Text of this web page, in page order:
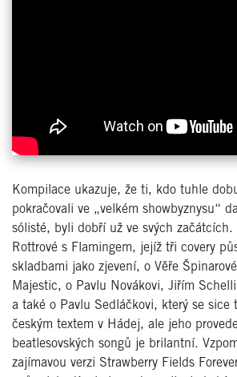
Kompilace ukazuje, že ti, kdo tuhle
pokračovali ve „velkém showbyznysu“
sólisté, byli dobří už ve svých
Rottrové s Flamingem, jejíž tři covery
skladbami jako zjevení, o Věře
Majestic, o Pavlu Novákovi, Jiřím
a také o Pavlu Sedláčkovi, který se sice
českým textem v Hádej, ale jeho
beatlesovských songů je brilantní.
zajímavou verzi Strawberry Fields